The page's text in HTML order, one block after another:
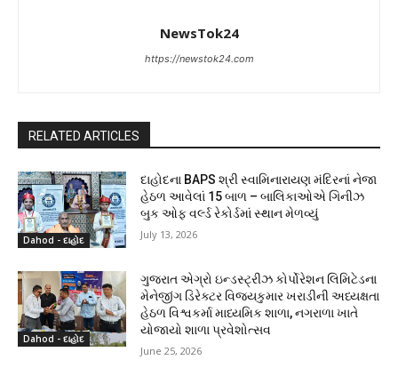
NewsTok24
https://newstok24.com
RELATED ARTICLES
Dahod - દાહોદ
દાહોદના BAPS શ્રી સ્વામિનારાયણ મંદિરનાં નેજા
હેઠળ આવેલાં 15 બાળ – બાલિકાઓએ ગિનીઝ
બુક ઓફ વર્લ્ડ રેકોર્ડમાં સ્થાન મેળવ્યું
July 13, 2026
Dahod - દાહોદ
ગુજરાત એગ્રો ઇન્ડસ્ટ્રીઝ કોર્પોરેશન લિમિટેડના
મેનેજીંગ ડિરેક્ટર વિજયકુમાર ખરાડીની અધ્યક્ષતા
હેઠળ વિશ્વકર્મા માધ્યમિક શાળા, નગરાળા ખાતે
યોજાયો શાળા પ્રવેશોત્સવ
June 25, 2026